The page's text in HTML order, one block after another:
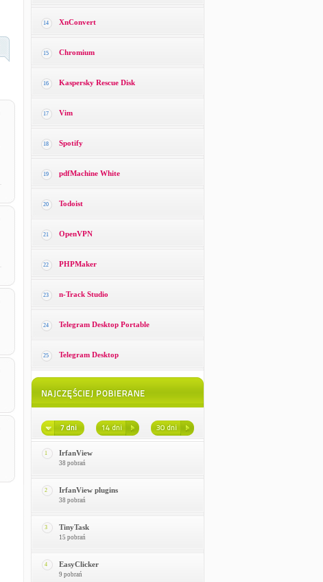
14 XnConvert
15 Chromium
16 Kaspersky Rescue Disk
17 Vim
18 Spotify
19 pdfMachine White
20 Todoist
21 OpenVPN
22 PHPMaker
23 n-Track Studio
24 Telegram Desktop Portable
25 Telegram Desktop
1 IrfanView
38 pobrań
2 IrfanView plugins
38 pobrań
3 TinyTask
15 pobrań
4 EasyClicker
9 pobrań